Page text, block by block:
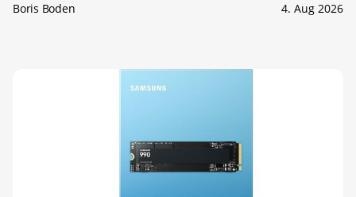
Boris Boden 4. Aug 2026